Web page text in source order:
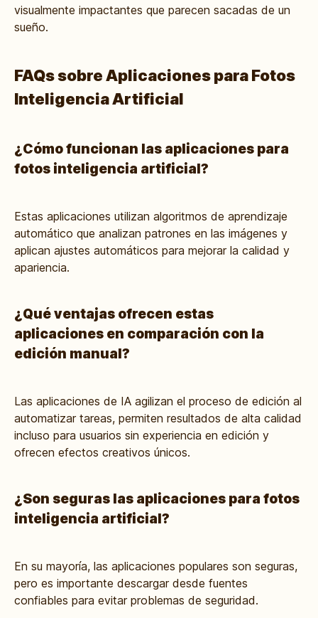
visualmente impactantes que parecen sacadas de un
sueño.
FAQs sobre Aplicaciones para Fotos
Inteligencia Artificial
¿Cómo funcionan las aplicaciones para
fotos inteligencia artificial?
Estas aplicaciones utilizan algoritmos de aprendizaje
automático que analizan patrones en las imágenes y
aplican ajustes automáticos para mejorar la calidad y
apariencia.
¿Qué ventajas ofrecen estas
aplicaciones en comparación con la
edición manual?
Las aplicaciones de IA agilizan el proceso de edición al
automatizar tareas, permiten resultados de alta calidad
incluso para usuarios sin experiencia en edición y
ofrecen efectos creativos únicos.
¿Son seguras las aplicaciones para fotos
inteligencia artificial?
En su mayoría, las aplicaciones populares son seguras,
pero es importante descargar desde fuentes
confiables para evitar problemas de seguridad.